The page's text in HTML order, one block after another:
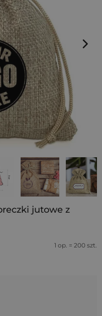
jutowe z
1 op. = 200 szt.